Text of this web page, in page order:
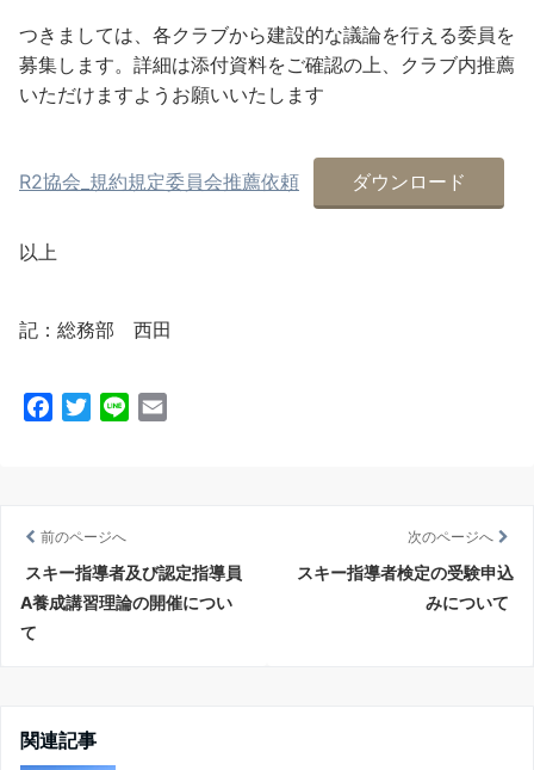
つきましては、各クラブから建設的な議論を行える委員を
募集します。詳細は添付資料をご確認の上、クラブ内推薦
いただけますようお願いいたします
R2協会_規約規定委員会推薦依頼 ダウンロード
以上
記：総務部 西田
o
o
k
e
r
前のページへ
スキー指導者及び認定指導員
A養成講習理論の開催につい
て
次のページへ
スキー指導者検定の受験申込
みについて
関連記事